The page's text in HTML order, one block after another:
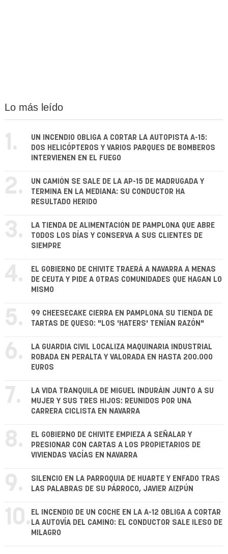
Lo más leído
1.
UN INCENDIO OBLIGA A CORTAR LA AUTOPISTA A-15:
DOS HELICÓPTEROS Y VARIOS PARQUES DE BOMBEROS
INTERVIENEN EN EL FUEGO
2.
UN CAMIÓN SE SALE DE LA AP-15 DE MADRUGADA Y
TERMINA EN LA MEDIANA: SU CONDUCTOR HA
RESULTADO HERIDO
3.
LA TIENDA DE ALIMENTACIÓN DE PAMPLONA QUE ABRE
TODOS LOS DÍAS Y CONSERVA A SUS CLIENTES DE
SIEMPRE
4.
EL GOBIERNO DE CHIVITE TRAERÁ A NAVARRA A MENAS
DE CEUTA Y PIDE A OTRAS COMUNIDADES QUE HAGAN LO
MISMO
5.
99 CHEESECAKE CIERRA EN PAMPLONA SU TIENDA DE
TARTAS DE QUESO: "LOS 'HATERS' TENÍAN RAZÓN"
6.
LA GUARDIA CIVIL LOCALIZA MAQUINARIA INDUSTRIAL
ROBADA EN PERALTA Y VALORADA EN HASTA 200.000
EUROS
7.
LA VIDA TRANQUILA DE MIGUEL INDURÁIN JUNTO A SU
MUJER Y SUS TRES HIJOS: REUNIDOS POR UNA
CARRERA CICLISTA EN NAVARRA
8.
EL GOBIERNO DE CHIVITE EMPIEZA A SEÑALAR Y
PRESIONAR CON CARTAS A LOS PROPIETARIOS DE
VIVIENDAS VACÍAS EN NAVARRA
9.
SILENCIO EN LA PARROQUIA DE HUARTE Y ENFADO TRAS
LAS PALABRAS DE SU PÁRROCO, JAVIER AIZPÚN
10. EL INCENDIO DE UN COCHE EN LA A-12 OBLIGA A CORTAR
LA AUTOVÍA DEL CAMINO: EL CONDUCTOR SALE ILESO DE
MILAGRO